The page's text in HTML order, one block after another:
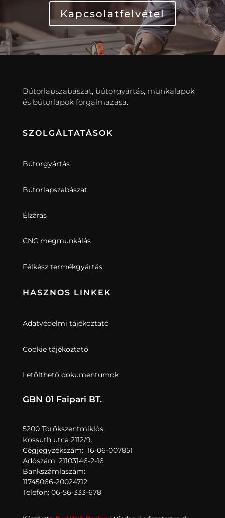
Kapcsolatfelvétel
Bútorlapszabászat, bútorgyártás, munkalapok
és bútorlapok forgalmazása.
SZOLGÁLTATÁSOK
Bútorgyártás
Bútorlapszabászat
Élzárás
CNC megmunkálás
Félkész termékgyártás
HASZNOS LINKEK
Adatvédelmi tájékoztató
Cookie tájékoztató
Letölthető dokumentumok
GBN 01 Faipari BT.
5200 Törökszentmiklós,
Kossuth utca 2112/9.
Cégjegyzékszám: 16-06-007851
Adószám: 21103146-2-16
Bankszámlaszám:
11745066-20024712
Telefon: 06-56-333-678